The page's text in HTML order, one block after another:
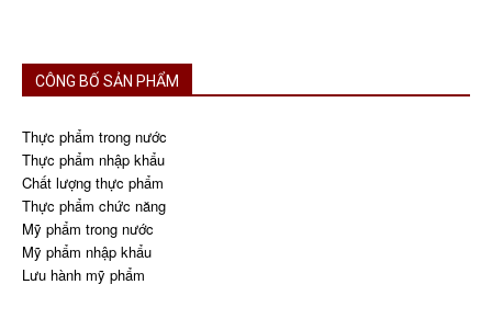
CÔNG BỐ SẢN PHẨM
Thực phẩm trong nước
Thực phẩm nhập khẩu
Chất lượng thực phẩm
Thực phẩm chức năng
Mỹ phẩm trong nước
Mỹ phẩm nhập khẩu
Lưu hành mỹ phẩm